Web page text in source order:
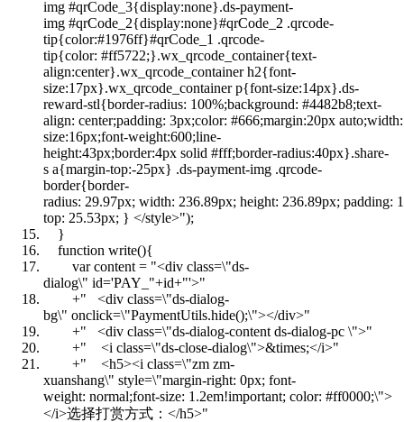
img #qrCode_3{display:none}.ds-payment-
img #qrCode_2{display:none}#qrCode_2 .qrcode-
tip{color:#1976ff}#qrCode_1 .qrcode-
tip{color: #ff5722;}.wx_qrcode_container{text-
align:center}.wx_qrcode_container h2{font-
size:17px}.wx_qrcode_container p{font-size:14px}.ds-
reward-stl{border-radius: 100%;background: #4482b8;text-
align: center;padding: 3px;color: #666;margin:20px
size:16px;font-weight:600;line-
height:43px;border:4px solid #fff;border-radius:40px}.share-
s a{margin-top:-25px} .ds-payment-img .qrcode-
border{border-
radius: 29.97px; width: 236.89px; height: 236.89px; padding:
top: 25.53px; } </style>");
}
function write(){
var content = "<div class=\"ds-
dialog\" id='PAY_"+id+"'>"
+" <div class=\"ds-dialog-
bg\" onclick=\"PaymentUtils.hide();\"></div>"
+" <div class=\"ds-dialog-content ds-dialog-pc \">"
+" <i class=\"ds-close-dialog\">&times;</i>"
+" <h5><i class=\"zm zm-
xuanshang\" style=\"margin-right: 0px; font-
weight: normal;font-size: 1.2em!important; color: #ff0000;\">
</i>选择打赏方式：</h5>"